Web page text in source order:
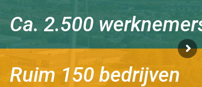
Ca. 2.500
Ruim 150 bedrijven